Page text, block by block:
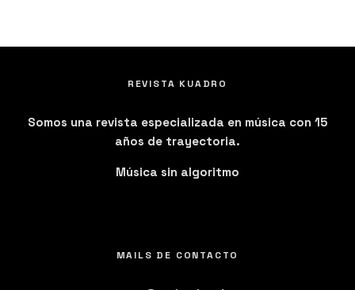
REVISTA KUADRO
Somos una revista especializada en música con 15
años de trayectoria.
Música sin algoritmo
MAILS DE CONTACTO